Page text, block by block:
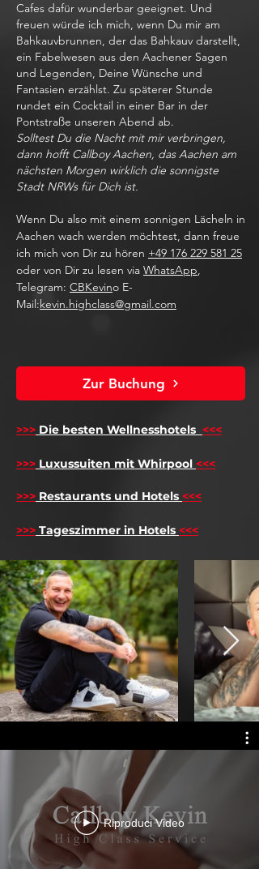
Cafes dafür wunderbar geeignet. Und
freuen würde ich mich, wenn Du mir am
Bahkauvbrunnen, der das Bahkauv darstellt,
ein Fabelwesen aus den Aachener Sagen
und Legenden, Deine Wünsche und
Fantasien erzählst. Zu späterer Stunde
rundet ein Cocktail in einer Bar in der
Pontstraße unseren Abend ab.
Solltest Du die Nacht mit mir verbringen,
dann hofft Callboy Aachen, das Aachen am
nächsten Morgen wirklich die sonnigste
Stadt NRWs für Dich ist.
Wenn Du also mit einem sonnigen Lächeln in
Aachen wach werden möchtest, dann freue
ich mich von Dir zu hören +49 176 229 581 25
oder von Dir zu lesen via WhatsApp,
Telegram: CBKevino E-
Mail:kevin.highclass@gmail.com
Zur Buchung
>>> Die besten Wellnesshotels <<<
>>> Luxussuiten mit Whirpool <<<
>>> Restaurants und Hotels <<<
>>> Tageszimmer in Hotels <<<
Riproduci Video